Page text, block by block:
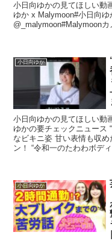
小日向ゆかの見てほしい動
ゆか x Malymoon#小日向
@_malymoon#Malymoon
小日向ゆか
小日向ゆかの見てほしい動
ゆかの要チェックニュース
なビキニ姿 甘い表情も収
ン！ “令和一のたわわボディ
小日向ゆか